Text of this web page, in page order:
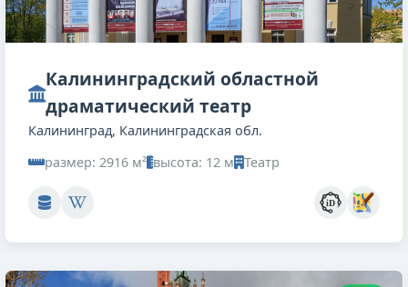
Калининградский областной
драматический театр
Калининград, Калининградская обл.
размер: 2916 м² высота: 12 м Театр